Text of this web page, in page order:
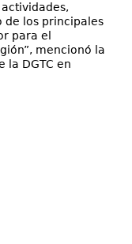
de los principales
para el
mencionó la
la DGTC en